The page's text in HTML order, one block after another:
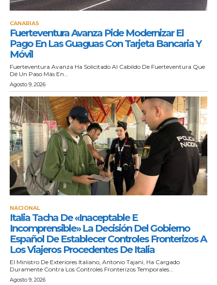
CANARIAS
Fuerteventura Avanza Pide Modernizar El
Pago En Las Guaguas Con Tarjeta Bancaria Y
Móvil
Fuerteventura Avanza Ha Solicitado Al Cabildo De Fuerteventura Que
Dé Un Paso Más En...
Agosto 9, 2026
NACIONAL
Italia Tacha De «inaceptable E
Incomprensible» La Decisión Del Gobierno
Español De Establecer Controles Fronterizos A
Los Viajeros Procedentes De Italia
El Ministro De Exteriores Italiano, Antonio Tajani, Ha Cargado
Duramente Contra Los Controles Fronterizos Temporales...
Agosto 9, 2026